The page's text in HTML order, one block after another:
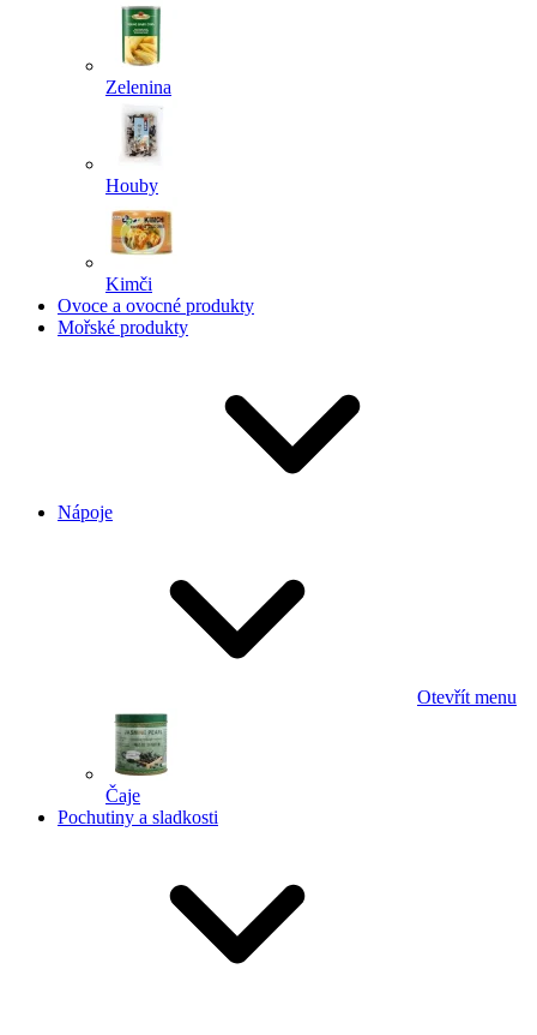
Zelenina
Houby
Kimči
Ovoce a ovocné produkty
Mořské produkty
Nápoje
Otevřít menu
Čaje
Pochutiny a sladkosti